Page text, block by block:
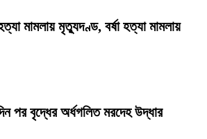
মামলায় মৃত্যুদণ্ড, বর্ষা হত্যা মামলায়
পর বৃদ্ধের অর্ধগলিত মরদেহ উদ্ধার